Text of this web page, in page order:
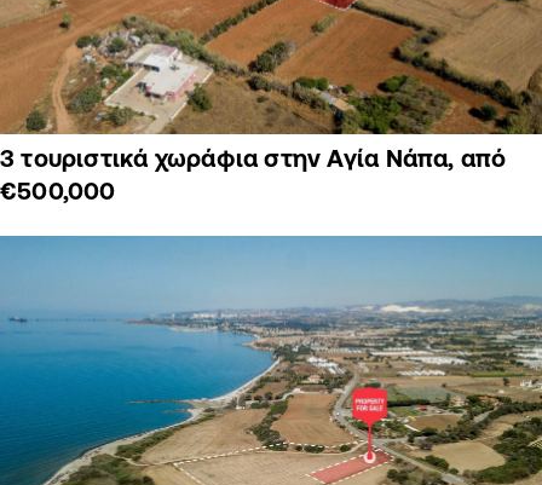
3 τουριστικά χωράφια στην Αγία Νάπα, από
€500,000